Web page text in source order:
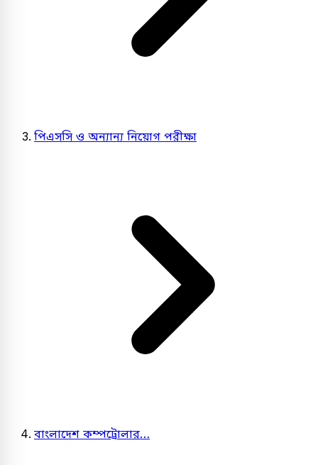
পিএসসি ও অন্যান্য নিয়োগ পরীক্ষা
বাংলাদেশ কম্পট্রোলার…